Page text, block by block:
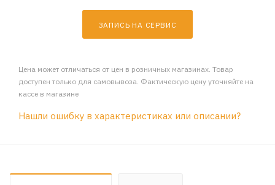
ЗАПИСЬ НА СЕРВИС
Цена может отличаться от цен в розничных магазинах. Товар
доступен только для самовывоза. Фактическую цену уточняйте на
кассе в магазине
Нашли ошибку в характеристиках или описании?